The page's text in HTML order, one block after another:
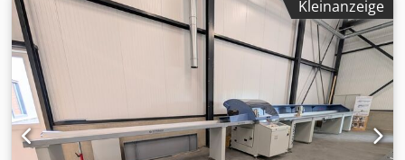
mit Streifenmesser sofort einsatzbereit
Kleinanzeige